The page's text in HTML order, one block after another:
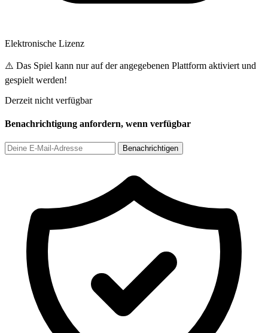
Elektronische Lizenz
⚠️ Das Spiel kann nur auf der angegebenen Plattform aktiviert und
gespielt werden!
Derzeit nicht verfügbar
Benachrichtigung anfordern, wenn verfügbar
Benachrichtigen